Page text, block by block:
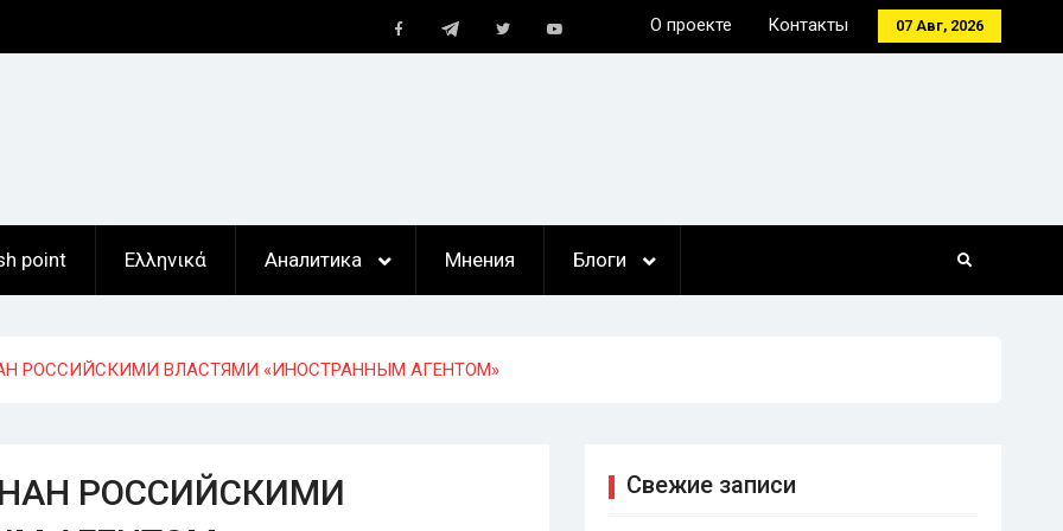
07 Авг, 2026
О проекте Контакты
Telegram
point Ελληνικά Аналитика Мнения Блоги
РОССИЙСКИМИ ВЛАСТЯМИ «ИНОСТРАННЫМ АГЕНТОМ»
РОССИЙСКИМИ
Свежие записи